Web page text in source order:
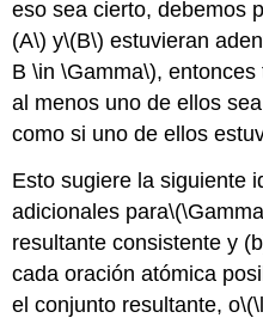
eso sea cierto, debemos
(A\) y\(B\) estuvieran
B \in \Gamma\), entonces
al menos uno de ellos
como si uno de ellos
Esto sugiere la siguiente
adicionales para
resultante consistente y
cada oración atómica
el conjunto resultante, o